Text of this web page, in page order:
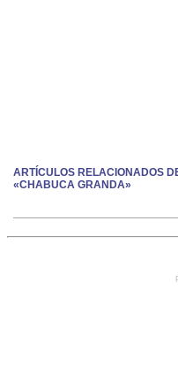
ARTÍCULOS RELACIONADOS
«CHABUCA GRANDA»